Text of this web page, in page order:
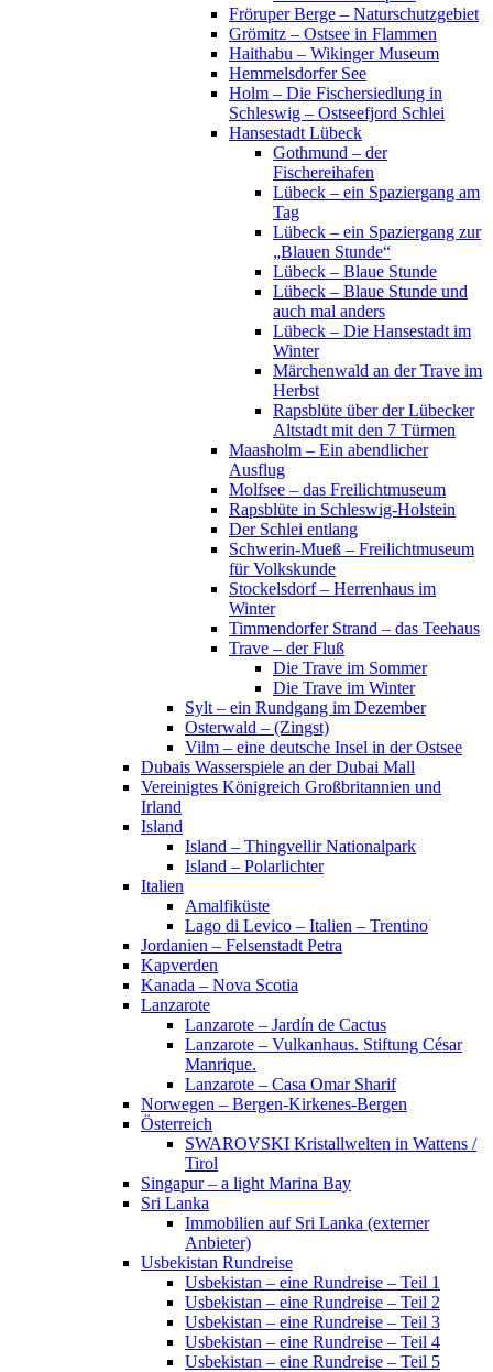
Fröruper Berge – Naturschutzgebiet
Grömitz – Ostsee in Flammen
Haithabu – Wikinger Museum
Hemmelsdorfer See
Holm – Die Fischersiedlung in
Schleswig – Ostseefjord Schlei
Hansestadt Lübeck
Gothmund – der
Fischereihafen
Lübeck – ein Spaziergang am
Tag
Lübeck – ein Spaziergang zur
„Blauen Stunde“
Lübeck – Blaue Stunde
Lübeck – Blaue Stunde und
auch mal anders
Lübeck – Die Hansestadt im
Winter
Märchenwald an der Trave im
Herbst
Rapsblüte über der Lübecker
Altstadt mit den 7 Türmen
Maasholm – Ein abendlicher
Ausflug
Molfsee – das Freilichtmuseum
Rapsblüte in Schleswig-Holstein
Der Schlei entlang
Schwerin-Mueß – Freilichtmuseum
für Volkskunde
Stockelsdorf – Herrenhaus im
Winter
Timmendorfer Strand – das Teehaus
Trave – der Fluß
Die Trave im Sommer
Die Trave im Winter
Sylt – ein Rundgang im Dezember
Osterwald – (Zingst)
Vilm – eine deutsche Insel in der Ostsee
Dubais Wasserspiele an der Dubai Mall
Vereinigtes Königreich Großbritannien und
Irland
Island
Island – Thingvellir Nationalpark
Island – Polarlichter
Italien
Amalfiküste
Lago di Levico – Italien – Trentino
Jordanien – Felsenstadt Petra
Kapverden
Kanada – Nova Scotia
Lanzarote
Lanzarote – Jardín de Cactus
Lanzarote – Vulkanhaus. Stiftung César
Manrique.
Lanzarote – Casa Omar Sharif
Norwegen – Bergen-Kirkenes-Bergen
Österreich
SWAROVSKI Kristallwelten in Wattens /
Tirol
Singapur – a light Marina Bay
Sri Lanka
Immobilien auf Sri Lanka (externer
Anbieter)
Usbekistan Rundreise
Usbekistan – eine Rundreise – Teil 1
Usbekistan – eine Rundreise – Teil 2
Usbekistan – eine Rundreise – Teil 3
Usbekistan – eine Rundreise – Teil 4
Usbekistan – eine Rundreise – Teil 5